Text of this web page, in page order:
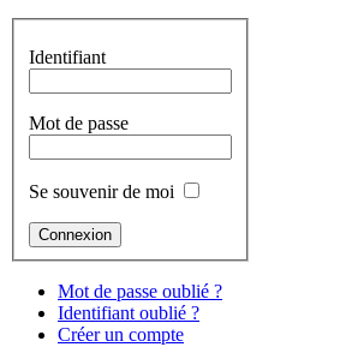
Identifiant
Mot de passe
Se souvenir de moi
Mot de passe oublié ?
Identifiant oublié ?
Créer un compte